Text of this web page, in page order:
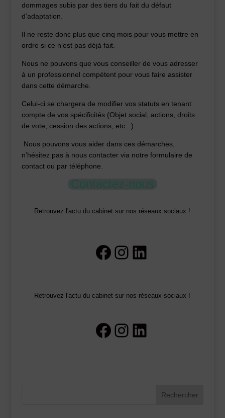
dommages subis par des tiers du fait du défaut
d’adaptation.
Il ne reste donc plus que cinq mois pour vous mettre en
ordre si ce n’est pas déjà fait.
Nous ne pouvons que vous conseiller de vous adresser
à un professionnel compétent pour vous faire assister
dans cette démarche.
Celui-ci se chargera de modifier vos statuts en tenant
compte de vos spécificités (Objet social, actions, droits
de vote, cession des actions, etc...).
Nous pouvons vous aider dans ces démarches,
n’hésitez pas à nous contacter via notre formulaire de
contact ou par téléphone.
Contactez-nous
Retrouvez l'actu du cabinet sur nos réseaux sociaux !
Facebook
Instagram
LinkedIn
Retrouvez l'actu du cabinet sur nos réseaux sociaux !
Facebook
Instagram
LinkedIn
Rechercher